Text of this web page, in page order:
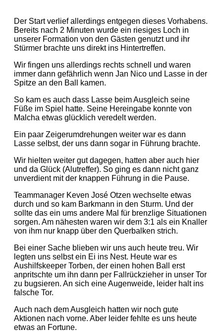
Der Start verlief allerdings entgegen dieses Vorhabens.
Bereits nach 2 Minuten wurde ein riesiges Loch in
unserer Formation von den Gästen genutzt und ihr
Stürmer brachte uns direkt ins Hintertreffen.
Wir fingen uns allerdings rechts schnell und waren
immer dann gefährlich wenn Jan Nico und Lasse in der
Spitze an den Ball kamen.
So kam es auch dass Lasse beim Ausgleich seine
Füße im Spiel hatte. Seine Hereingabe konnte von
Malcha etwas glücklich veredelt werden.
Ein paar Zeigerumdrehungen weiter war es dann
Lasse selbst, der uns dann sogar in Führung brachte.
Wir hielten weiter gut dagegen, hatten aber auch hier
und da Glück (Alutreffer). So ging es dann nicht ganz
unverdient mit der knappen Führung in die Pause.
Teammanager Keven José Otzen wechselte etwas
durch und so kam Barkmann in den Sturm. Und der
sollte das ein ums andere Mal für brenzlige Situationen
sorgen. Am nähesten waren wir dem 3:1 als ein Knaller
von ihm nur knapp über den Querbalken strich.
Bei einer Sache blieben wir uns auch heute treu. Wir
legten uns selbst ein Ei ins Nest. Heute war es
Aushilfskeeper Torben, der einen hohen Ball erst
anpritschte um ihn dann per Fallrückzieher in unser Tor
zu bugsieren. An sich eine Augenweide, leider halt ins
falsche Tor.
Auch nach dem Ausgleich hatten wir noch gute
Aktionen nach vorne. Aber leider fehlte es uns heute
etwas an Fortune.